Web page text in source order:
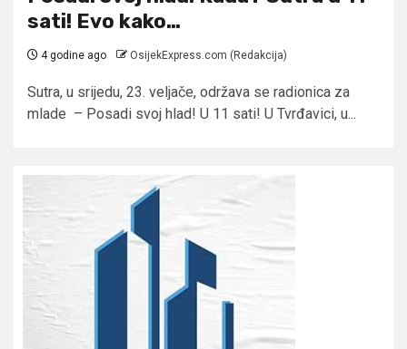
sati! Evo kako…
4 godine ago OsijekExpress.com (Redakcija)
Sutra, u srijedu, 23. veljače, održava se radionica za
mlade – Posadi svoj hlad! U 11 sati! U Tvrđavici, u...